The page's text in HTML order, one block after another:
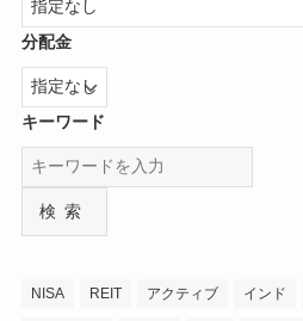
分配金
キーワード
検索
NISA REIT アクティブ インド